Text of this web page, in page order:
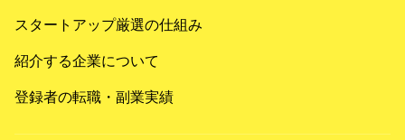
スタートアップ厳選の仕組み
紹介する企業について
登録者の転職・副業実績